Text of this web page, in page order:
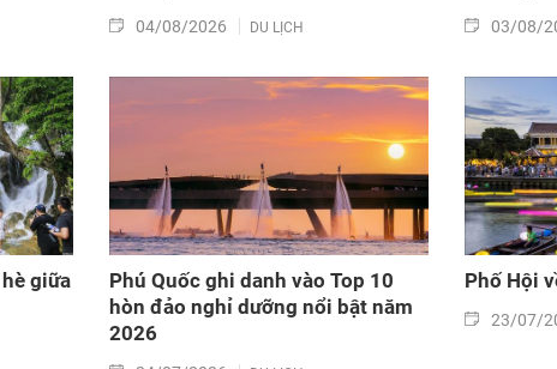
04/08/2026 DU LỊCH 03/08/
giữa
Phú Quốc ghi danh vào Top 10
hòn đảo nghỉ dưỡng nổi bật năm
2026
Phố Hội
23/07/